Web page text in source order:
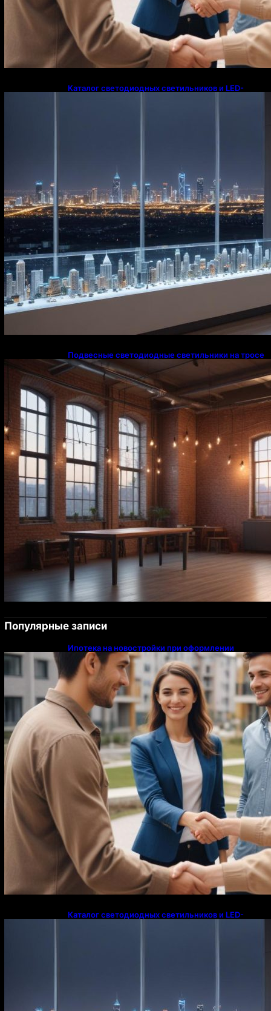
Каталог светодиодных светильников и LED-
Подвесные светодиодные светильники на тросе
Популярные записи
Ипотека на новостройки при оформлении
напрямую у застройщика
Каталог светодиодных светильников и LED-